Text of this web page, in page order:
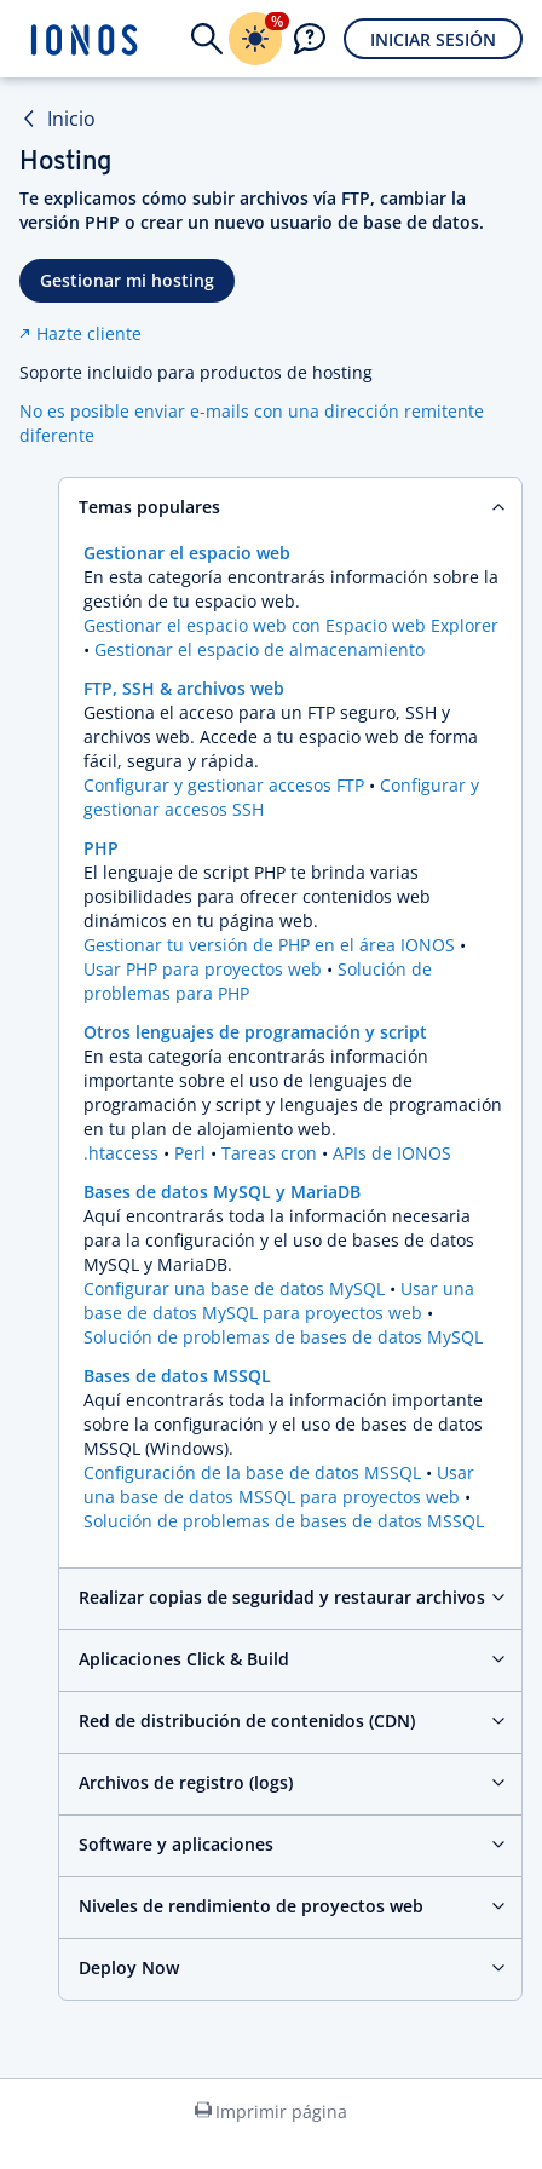
%
INICIAR SESIÓN
Inicio
Hosting
Te explicamos cómo subir archivos vía FTP, cambiar la
versión PHP o crear un nuevo usuario de base de datos.
Gestionar mi hosting
Hazte cliente
Soporte incluido para productos de hosting
No es posible enviar e-mails con una dirección remitente
diferente
Temas populares
Gestionar el espacio web
En esta categoría encontrarás información sobre la
gestión de tu espacio web.
Gestionar el espacio web con Espacio web Explorer
Gestionar el espacio de almacenamiento
FTP, SSH & archivos web
Gestiona el acceso para un FTP seguro, SSH y
archivos web. Accede a tu espacio web de forma
fácil, segura y rápida.
Configurar y gestionar accesos FTP
Configurar y
gestionar accesos SSH
PHP
El lenguaje de script PHP te brinda varias
posibilidades para ofrecer contenidos web
dinámicos en tu página web.
Gestionar tu versión de PHP en el área IONOS
Usar PHP para proyectos web
Solución de
problemas para PHP
Otros lenguajes de programación y script
En esta categoría encontrarás información
importante sobre el uso de lenguajes de
programación y script y lenguajes de programación
en tu plan de alojamiento web.
.htaccess
Perl Tareas cron
APIs de IONOS
Bases de datos MySQL y MariaDB
Aquí encontrarás toda la información necesaria
para la configuración y el uso de bases de datos
MySQL y MariaDB.
Configurar una base de datos MySQL
Usar una
base de datos MySQL para proyectos web
Solución de problemas de bases de datos MySQL
Bases de datos MSSQL
Aquí encontrarás toda la información importante
sobre la configuración y el uso de bases de datos
MSSQL (Windows).
Configuración de la base de datos MSSQL
Usar
una base de datos MSSQL para proyectos web
Solución de problemas de bases de datos MSSQL
Realizar copias de seguridad y restaurar archivos
Aplicaciones Click & Build
Red de distribución de contenidos (CDN)
Archivos de registro (logs)
Software y aplicaciones
Niveles de rendimiento de proyectos web
Deploy Now
Imprimir página